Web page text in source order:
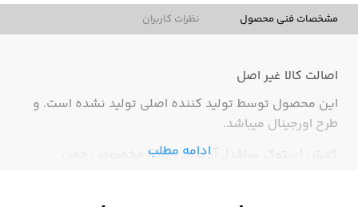
مشخصات فنی محصول نظرات کاربران
اصالت کالا غیر اصل
این محصول توسط تولید کننده اصلی تولید نشده است. و
طرح اورجینال میباشد.
ادامه مطلب